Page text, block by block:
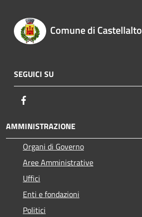
Comune di Castellalto
SEGUICI SU
AMMINISTRAZIONE
Organi di Governo
Aree Amministrative
Uffici
Enti e fondazioni
Politici